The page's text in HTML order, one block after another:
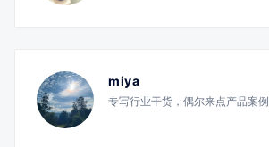
miya
专写行业干货，偶尔来点产品案例